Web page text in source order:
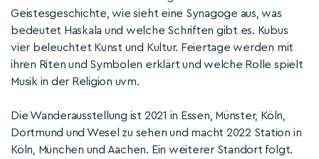
Geistesgeschichte, wie sieht eine Synagoge aus, was
bedeutet Haskala und welche Schriften gibt es. Kubus
vier beleuchtet Kunst und Kultur. Feiertage werden mit
ihren Riten und Symbolen erklärt und welche Rolle spielt
Musik in der Religion uvm.
Die Wanderausstellung ist 2021 in Essen, Münster, Köln,
Dortmund und Wesel zu sehen und macht 2022 Station in
Köln, München und Aachen. Ein weiterer Standort folgt.